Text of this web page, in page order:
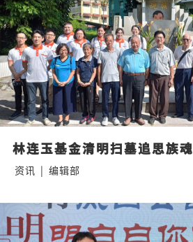
林连玉基金清明扫墓追思族魂
资讯 | 编辑部